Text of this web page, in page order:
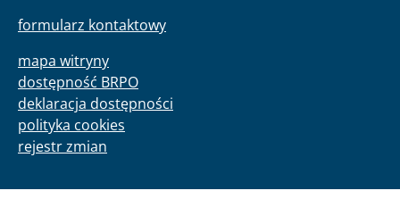
formularz kontaktowy
mapa witryny
dostępność BRPO
deklaracja dostępności
polityka cookies
rejestr zmian